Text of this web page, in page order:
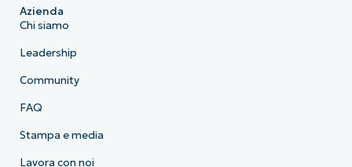
Azienda
Chi siamo
Leadership
Community
FAQ
Stampa e media
Lavora con noi